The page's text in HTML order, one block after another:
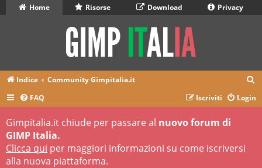
Home Risorse Download Privacy
Indice Community Gimpitalia.it
r
FAQ Login
Iscriviti
Gimpitalia.it chiude per passare al nuovo forum di
GIMP Italia.
Clicca qui per maggiori informazioni su come iscriversi
alla nuova piattaforma.